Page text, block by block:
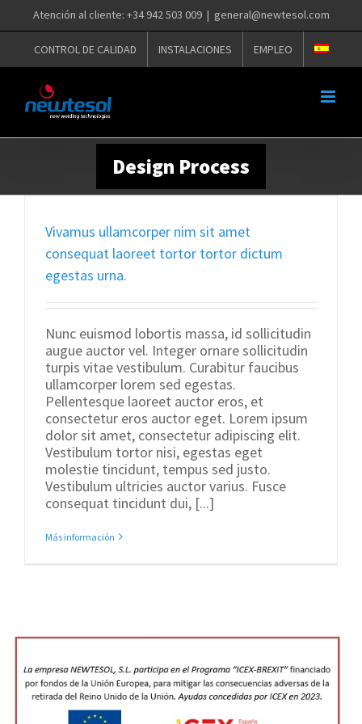
contenido
Atención al cliente: +34 942 503 009 | general@newtesol.com
CONTROL DE CALIDAD INSTALACIONES EMPLEO
Design Process
Vivamus ullamcorper nim sit amet
consequat laoreet tortor tortor dictum
egestas urna.
Nunc euismod lobortis massa, id sollicitudin
augue auctor vel. Integer ornare sollicitudin
turpis vitae vestibulum. Curabitur faucibus
ullamcorper lorem sed egestas.
Pellentesque laoreet auctor eros, et
consectetur eros auctor eget. Lorem ipsum
dolor sit amet, consectetur adipiscing elit.
Vestibulum tortor nisi, egestas eget
molestie tincidunt, tempus sed justo.
Vestibulum ultricies auctor varius. Fusce
consequat tincidunt dui, [...]
Más información